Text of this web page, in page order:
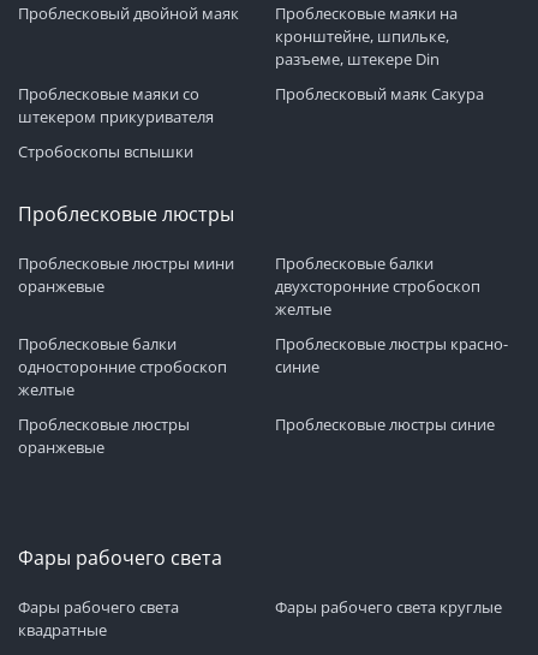
Проблесковый двойной маяк
Проблесковые маяки на
кронштейне, шпильке,
разъеме, штекере Din
Проблесковые маяки со
штекером прикуривателя
Проблесковый маяк Сакура
Стробоскопы вспышки
Проблесковые люстры
Проблесковые люстры мини
оранжевые
Проблесковые балки
двухсторонние стробоскоп
желтые
Проблесковые балки
односторонние стробоскоп
желтые
Проблесковые люстры красно-
синие
Проблесковые люстры
оранжевые
Проблесковые люстры синие
Фары рабочего света
Фары рабочего света
квадратные
Фары рабочего света круглые